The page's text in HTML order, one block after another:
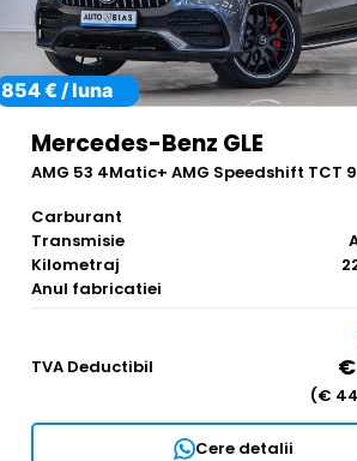
854 € / luna
Mercedes-Benz GLE
AMG 53 4Matic+ AMG Speedshift TCT
Carburant
Transmisie
Kilometraj
Anul fabricatiei
TVA Deductibil
(€
Cere detalii